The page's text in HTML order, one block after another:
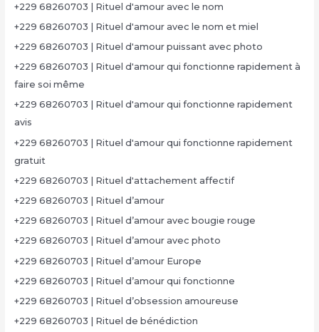
+229 68260703 | Rituel d'amour avec le nom
+229 68260703 | Rituel d'amour avec le nom et miel
+229 68260703 | Rituel d'amour puissant avec photo
+229 68260703 | Rituel d'amour qui fonctionne rapidement à
faire soi même
+229 68260703 | Rituel d'amour qui fonctionne rapidement
avis
+229 68260703 | Rituel d'amour qui fonctionne rapidement
gratuit
+229 68260703 | Rituel d'attachement affectif
+229 68260703 | Rituel d’amour
+229 68260703 | Rituel d’amour avec bougie rouge
+229 68260703 | Rituel d’amour avec photo
+229 68260703 | Rituel d’amour Europe
+229 68260703 | Rituel d’amour qui fonctionne
+229 68260703 | Rituel d’obsession amoureuse
+229 68260703 | Rituel de bénédiction